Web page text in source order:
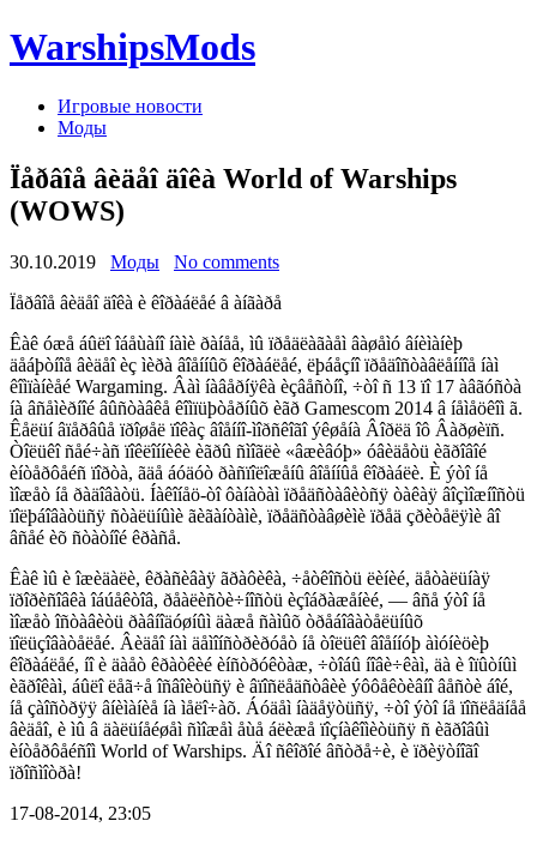
WarshipsMods
Игровые новости
Моды
Ïåðâîå âèäåî äîêà World of Warships
(WOWS)
30.10.2019 Моды
No comments
Ïåðâîå âèäåî äîêà è êîðàáëåé â àíãàðå
Êàê óæå áûëî îáåùàíî íàìè ðàíåå, ìû ïðåäëàãàåì âàøåìó âíèìàíèþ
äåáþòíîå âèäåî èç ìèðà âîåííûõ êîðàáëåé, ëþáåçíî ïðåäîñòàâëåííîå íàì
êîìïàíèåé Wargaming. Âàì íàâåðíÿêà èçâåñòíî, ÷òî ñ 13 ïî 17 àâãóñòà
íà âñåìèðíîé âûñòàâêå êîìïüþòåðíûõ èãð Gamescom 2014 â íåìåöêîì ã.
Êåëüí âïåðâûå ïðîøåë ïîêàç âîåííî-ìîðñêîãî ýêøåíà Âîðëä îô Âàðøèïñ.
Òîëüêî ñåé÷àñ ïîêëîííèêè èãðû ñìîãëè «âæèâóþ» óâèäåòü èãðîâîé
èíòåðôåéñ ïîðòà, ãäå áóäóò ðàñïîëîæåíû âîåííûå êîðàáëè. È ýòî íå
ìîæåò íå ðàäîâàòü. Íàêîíåö-òî ôàíàòàì ïðåäñòàâèòñÿ òàêàÿ âîçìîæíîñòü
ïîëþáîâàòüñÿ ñòàëüíûìè ãèãàíòàìè, ïðåäñòàâøèìè ïðåä çðèòåëÿìè âî
âñåé èõ ñòàòíîé êðàñå.
Êàê ìû è îæèäàëè, êðàñèâàÿ ãðàôèêà, ÷åòêîñòü ëèíèé, äåòàëüíàÿ
ïðîðèñîâêà îáúåêòîâ, ðåàëèñòè÷íîñòü èçîáðàæåíèé, — âñå ýòî íå
ìîæåò îñòàâèòü ðàâíîäóøíûì äàæå ñàìûõ òðåáîâàòåëüíûõ
ïîëüçîâàòåëåé. Âèäåî íàì äåìîíñòðèðóåò íå òîëüêî âîåííóþ àìóíèöèþ
êîðàáëåé, íî è äàåò êðàòêèé èíñòðóêòàæ, ÷òîáû íîâè÷êàì, äà è îïûòíûì
èãðîêàì, áûëî ëåã÷å îñâîèòüñÿ è âïîñëåäñòâèè ýôôåêòèâíî âåñòè áîé,
íå çàîñòðÿÿ âíèìàíèå íà ìåëî÷àõ. Áóäåì íàäåÿòüñÿ, ÷òî ýòî íå ïîñëåäíåå
âèäåî, è ìû â äàëüíåéøåì ñìîæåì åùå áëèæå ïîçíàêîìèòüñÿ ñ èãðîâûì
èíòåðôåéñîì World of Warships. Äî ñêîðîé âñòðå÷è, è ïðèÿòíîãî
ïðîñìîòðà!
17-08-2014, 23:05